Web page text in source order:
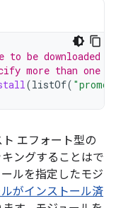
to be downloaded
more than one
(listOf(
エフォート型の
ングすることはで
ルを指定したモジ
がインストール済